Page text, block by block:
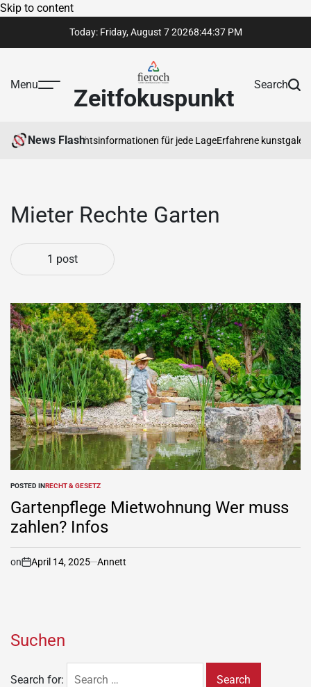
Skip to content
Today: Friday, August 7 20268:44:38 PM
Menu Zeitfokuspunkt Search
News FlashRechtsinformationen für jede LageErfahrene
Mieter Rechte Garten
1 post
POSTED INRECHT & GESETZ
Gartenpflege Mietwohnung Wer muss
zahlen? Infos
on April 14, 2025 Annett
Suchen
Search for: